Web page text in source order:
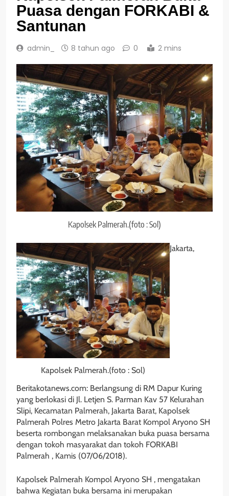
Puasa dengan FORKABI &
Santunan
admin_ 8 tahun ago 0 2 mins
Kapolsek Palmerah.(foto : Sol)
Kapolsek Palmerah.(foto : Sol)
Jakarta,
Beritakotanews.com: Berlangsung di RM Dapur Kuring
yang berlokasi di Jl. Letjen S. Parman Kav 57 Kelurahan
Slipi, Kecamatan Palmerah, Jakarta Barat, Kapolsek
Palmerah Polres Metro Jakarta Barat Kompol Aryono SH
beserta rombongan melaksanakan buka puasa bersama
dengan tokoh masyarakat dan tokoh FORKABI
Palmerah , Kamis (07/06/2018).
Kapolsek Palmerah Kompol Aryono SH , mengatakan
bahwa Kegiatan buka bersama ini merupakan